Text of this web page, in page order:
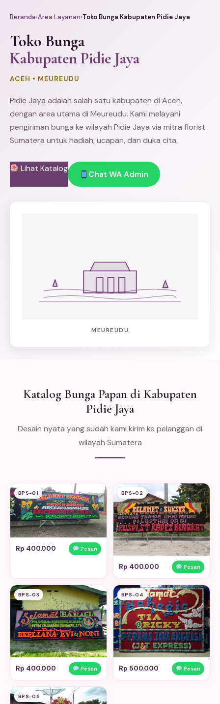
Beranda›Area Layanan›Toko Bunga Kabupaten Pidie Jaya
Toko Bunga
Kabupaten Pidie Jaya
ACEH • MEUREUDU
Pidie Jaya adalah salah satu kabupaten di Aceh,
dengan area utama di Meureudu. Kami melayani
pengiriman bunga ke wilayah Pidie Jaya via mitra florist
Sumatera untuk hadiah, ucapan, dan duka cita.
Lihat Katalog
Chat WA Admin
MEUREUDU
Katalog Bunga Papan di Kabupaten
Pidie Jaya
Desain nyata yang sudah kami kirim ke pelanggan di
wilayah Sumatera
BPS-01
Rp 400.000 Pesan
BPS-02
Rp 400.000 Pesan
BPS-03
Rp 400.000 Pesan
BPS-04
Rp 500.000 Pesan
BPS-06